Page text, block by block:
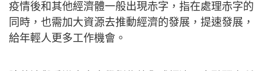
疫情後和其他經濟體一般出現赤字，指在處理赤字的
同時，也需加大資源去推動經濟的發展，提速發展，
給年輕人更多工作機會。